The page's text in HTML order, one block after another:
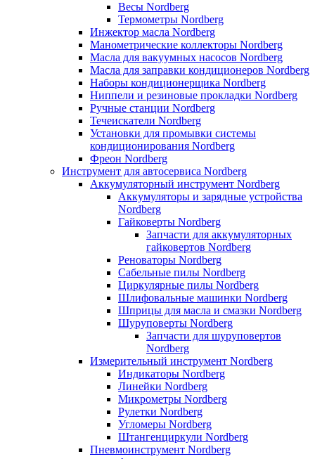
Весы Nordberg
Термометры Nordberg
Инжектор масла Nordberg
Манометрические коллекторы Nordberg
Масла для вакуумных насосов Nordberg
Масла для заправки кондиционеров Nordberg
Наборы кондиционерщика Nordberg
Ниппели и резиновые прокладки Nordberg
Ручные станции Nordberg
Течеискатели Nordberg
Установки для промывки системы
кондиционирования Nordberg
Фреон Nordberg
Инструмент для автосервиса Nordberg
Аккумуляторный инструмент Nordberg
Аккумуляторы и зарядные устройства
Nordberg
Гайковерты Nordberg
Запчасти для аккумуляторных
гайковертов Nordberg
Реноваторы Nordberg
Сабельные пилы Nordberg
Циркулярные пилы Nordberg
Шлифовальные машинки Nordberg
Шприцы для масла и смазки Nordberg
Шуруповерты Nordberg
Запчасти для шуруповертов
Nordberg
Измерительный инструмент Nordberg
Индикаторы Nordberg
Линейки Nordberg
Микрометры Nordberg
Рулетки Nordberg
Угломеры Nordberg
Штангенциркули Nordberg
Пневмоинструмент Nordberg